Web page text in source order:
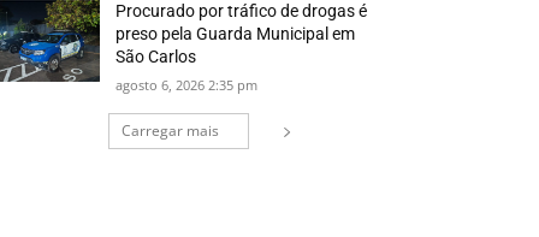
Procurado por tráfico de drogas é
preso pela Guarda Municipal em
São Carlos
agosto 6, 2026 2:35 pm
Carregar mais